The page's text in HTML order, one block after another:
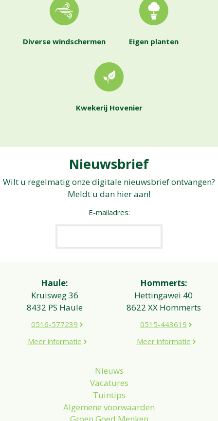
Diverse windschermen Eigen planten
Kwekerij Hovenier
Nieuwsbrief
Wilt u regelmatig onze digitale nieuwsbrief ontvangen?
Meldt u dan hier aan!
E-mailadres:
Haule:
Kruisweg 36
8432 PS Haule
0516-577239
Meer informatie
Hommerts:
Hettingawei 40
8622 XX Hommerts
0515-443619
Meer informatie
Nieuws
Vacatures
Tuintips
Algemene voorwaarden